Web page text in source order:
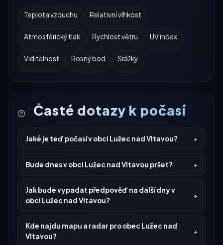
Teplota vzduchu Relativní vlhkost
Atmosférický tlak Rychlost větru UV index
Viditelnost Rosný bod Srážky
Časté dotazy k počasí
Jaké je teď počasí v obci Lužec nad Vltavou?
Bude dnes v obci Lužec nad Vltavou pršet?
Jak bude vypadat předpověď na další dny v
obci Lužec nad Vltavou?
Kde najdu mapu a radar pro obec Lužec nad
Vltavou?